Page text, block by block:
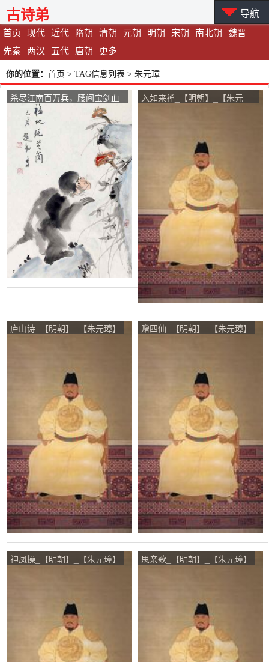
首页 现代 近代 隋朝 清朝 元朝 明朝 宋朝 南北朝
魏晋
先秦
两汉 五代 唐朝 更多
古诗弟 导航
你的位置： 首页 > TAG信息列表 > 朱元璋
杀尽江南百万兵，腰间宝剑血
犹腥。_【明朝】_【朱元璋】
入如来禅_【明朝】_【朱元
庐山诗_【明朝】_【朱元璋】 赠四仙_【明朝】_【朱元璋】
神凤操_【明朝】_【朱元璋】 思亲歌_【明朝】_【朱元璋】